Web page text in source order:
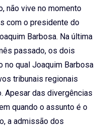
não vive no momento
com o presidente do
Barbosa. Na última
passado, os dois
no qual Joaquim Barbosa
tribunais regionais
Apesar das divergências
quando o assunto é o
a admissão dos